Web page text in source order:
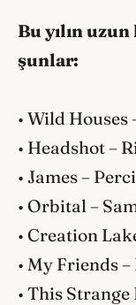
Bu yılın
şunlar:
• Wild
• Headshot –
• James –
• Orbital –
• Creation
• My Friends
• This